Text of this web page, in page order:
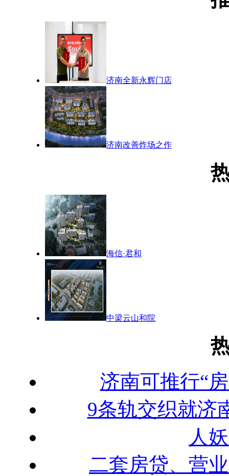
济南全新永辉门店
济南改善炸场之作
海信·君和
中梁云山和院
济南可推行“
9条轨交织就济
人
二套房贷、营